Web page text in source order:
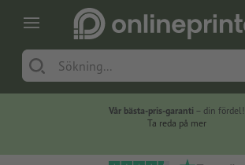
Vår bästa-pris-garanti – din fördel!
Ta reda på mer